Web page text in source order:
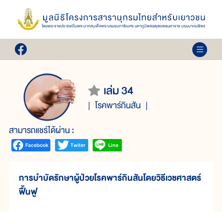
เล่ม 34
โรคพาร์กินสัน
สามารถแชร์ได้ผ่าน :
การบำบัดรักษาผู้ป่วยโรคพาร์กินสันโดยวิธีเวชศาสตร์
ฟื้นฟู